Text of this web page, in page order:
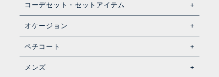
コーデセット・セットアイテム
オケージョン
ペチコート
メンズ